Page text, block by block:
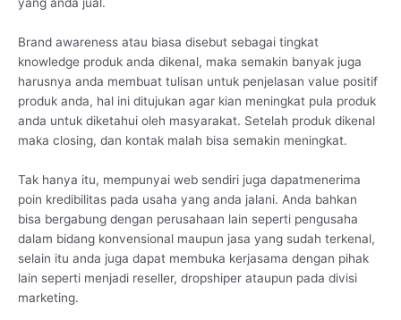
yang anda jual.
Brand awareness atau biasa disebut sebagai tingkat
knowledge produk anda dikenal, maka semakin banyak juga
harusnya anda membuat tulisan untuk penjelasan value positif
produk anda, hal ini ditujukan agar kian meningkat pula produk
anda untuk diketahui oleh masyarakat. Setelah produk dikenal
maka closing, dan kontak malah bisa semakin meningkat.
Tak hanya itu, mempunyai web sendiri juga dapatmenerima
poin kredibilitas pada usaha yang anda jalani. Anda bahkan
bisa bergabung dengan perusahaan lain seperti pengusaha
dalam bidang konvensional maupun jasa yang sudah terkenal,
selain itu anda juga dapat membuka kerjasama dengan pihak
lain seperti menjadi reseller, dropshiper ataupun pada divisi
marketing.